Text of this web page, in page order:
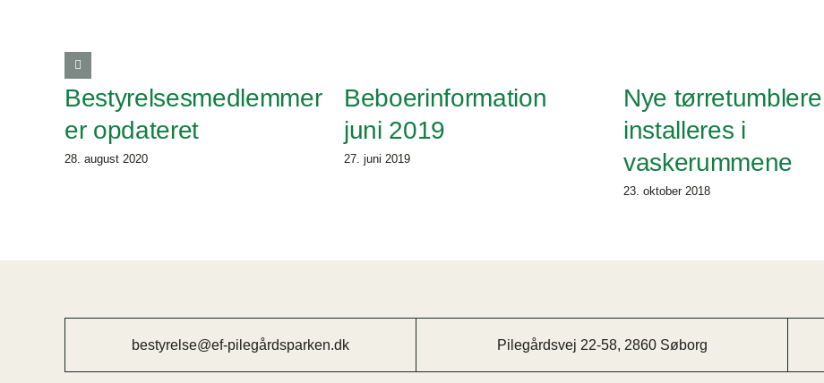
Bestyrelsesmedlemmer
er opdateret
28. august 2020
Beboerinformation
juni 2019
27. juni 2019
Nye tørretumblere
installeres i
vaskerummene
23. oktober 2018
bestyrelse@ef-pilegårdsparken.dk Pilegårdsvej 22-58, 2860 Søborg